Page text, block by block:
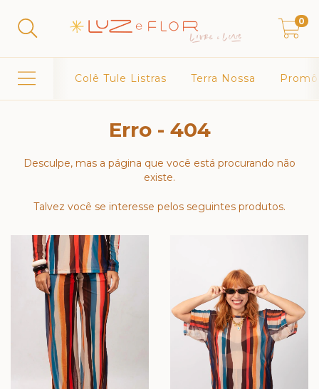
0
Colê Tule Listras Terra Nossa Promô
Erro - 404
Desculpe, mas a página que você está procurando não
existe.
Talvez você se interesse pelos seguintes produtos.